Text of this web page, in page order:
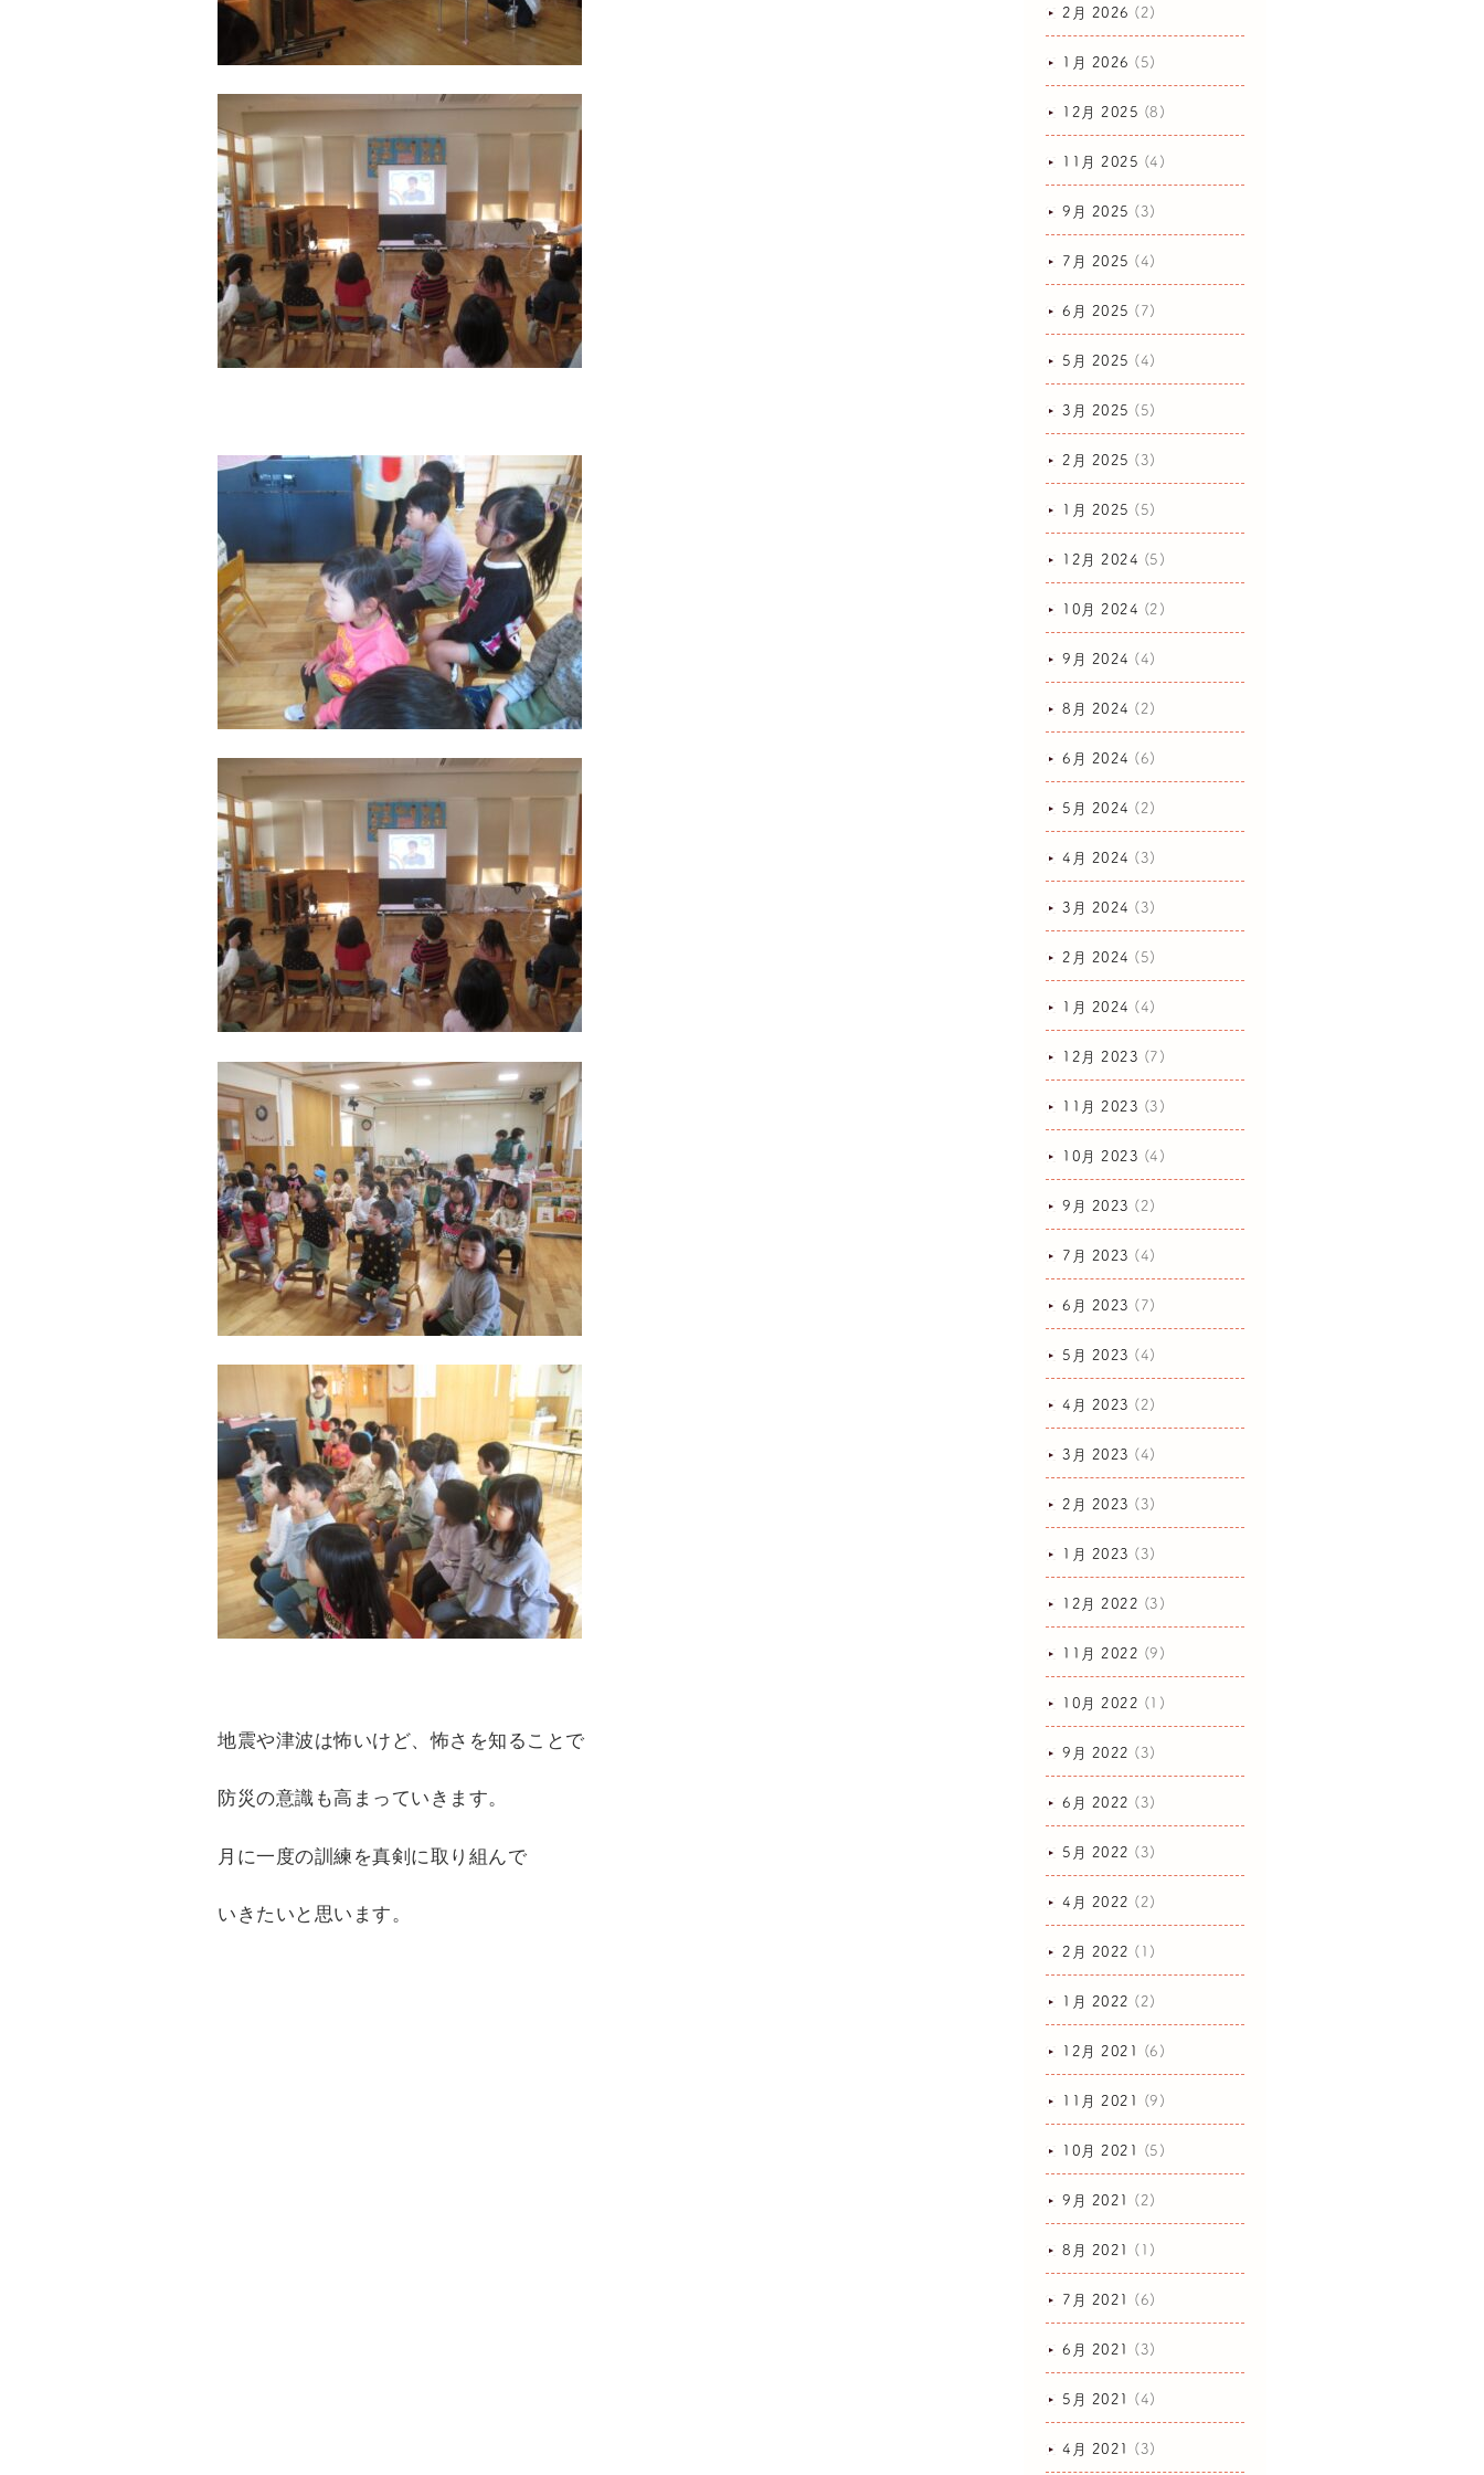
地震や津波は怖いけど、怖さを知ることで
防災の意識も高まっていきます。
月に一度の訓練を真剣に取り組んで
いきたいと思います。
2月 2026 (2)
1月 2026 (5)
12月 2025 (8)
11月 2025 (4)
9月 2025 (3)
7月 2025 (4)
6月 2025 (7)
5月 2025 (4)
3月 2025 (5)
2月 2025 (3)
1月 2025 (5)
12月 2024 (5)
10月 2024 (2)
9月 2024 (4)
8月 2024 (2)
6月 2024 (6)
5月 2024 (2)
4月 2024 (3)
3月 2024 (3)
2月 2024 (5)
1月 2024 (4)
12月 2023 (7)
11月 2023 (3)
10月 2023 (4)
9月 2023 (2)
7月 2023 (4)
6月 2023 (7)
5月 2023 (4)
4月 2023 (2)
3月 2023 (4)
2月 2023 (3)
1月 2023 (3)
12月 2022 (3)
11月 2022 (9)
10月 2022 (1)
9月 2022 (3)
6月 2022 (3)
5月 2022 (3)
4月 2022 (2)
2月 2022 (1)
1月 2022 (2)
12月 2021 (6)
11月 2021 (9)
10月 2021 (5)
9月 2021 (2)
8月 2021 (1)
7月 2021 (6)
6月 2021 (3)
5月 2021 (4)
4月 2021 (3)